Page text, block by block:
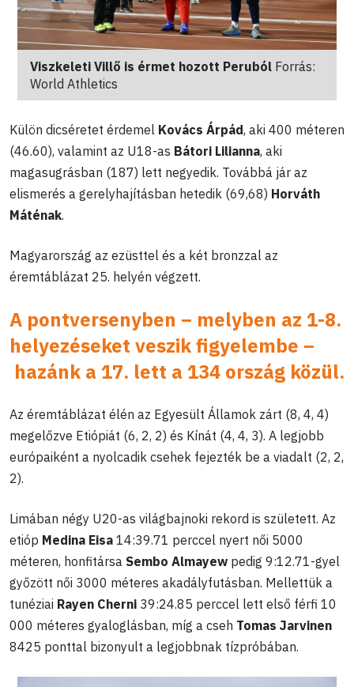
Viszkeleti Villő is érmet hozott Peruból Forrás:
World Athletics
Külön dicséretet érdemel Kovács Árpád, aki 400 méteren
(46.60), valamint az U18-as Bátori Lilianna, aki
magasugrásban (187) lett negyedik. Továbbá jár az
elismerés a gerelyhajításban hetedik (69,68) Horváth
Máténak.
Magyarország az ezüsttel és a két bronzzal az
éremtáblázat 25. helyén végzett.
A pontversenyben – melyben az 1-8.
helyezéseket veszik figyelembe –
hazánk a 17. lett a 134 ország közül.
Az éremtáblázat élén az Egyesült Államok zárt (8, 4, 4)
megelőzve Etiópiát (6, 2, 2) és Kínát (4, 4, 3). A legjobb
európaiként a nyolcadik csehek fejezték be a viadalt (2, 2,
2).
Limában négy U20-as világbajnoki rekord is született. Az
etióp Medina Eisa 14:39.71 perccel nyert női 5000
méteren, honfitársa Sembo Almayew pedig 9:12.71-gyel
győzött női 3000 méteres akadályfutásban. Mellettük a
tunéziai Rayen Cherni 39:24.85 perccel lett első férfi 10
000 méteres gyaloglásban, míg a cseh Tomas Jarvinen
8425 ponttal bizonyult a legjobbnak tízpróbában.